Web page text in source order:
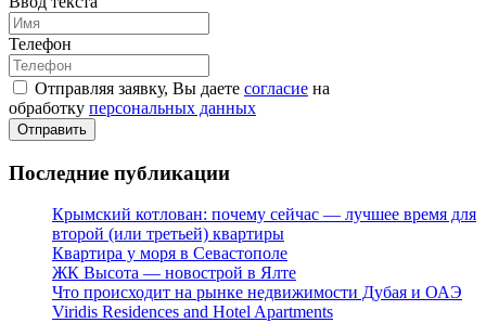
Телефон
Отправляя заявку, Вы даете согласие на
обработку персональных данных
Отправить
Последние публикации
Крымский котлован: почему сейчас — лучшее время для
второй (или третьей) квартиры
Квартира у моря в Севастополе
ЖК Высота — новострой в Ялте
Что происходит на рынке недвижимости Дубая и ОАЭ
Viridis Residences and Hotel Apartments